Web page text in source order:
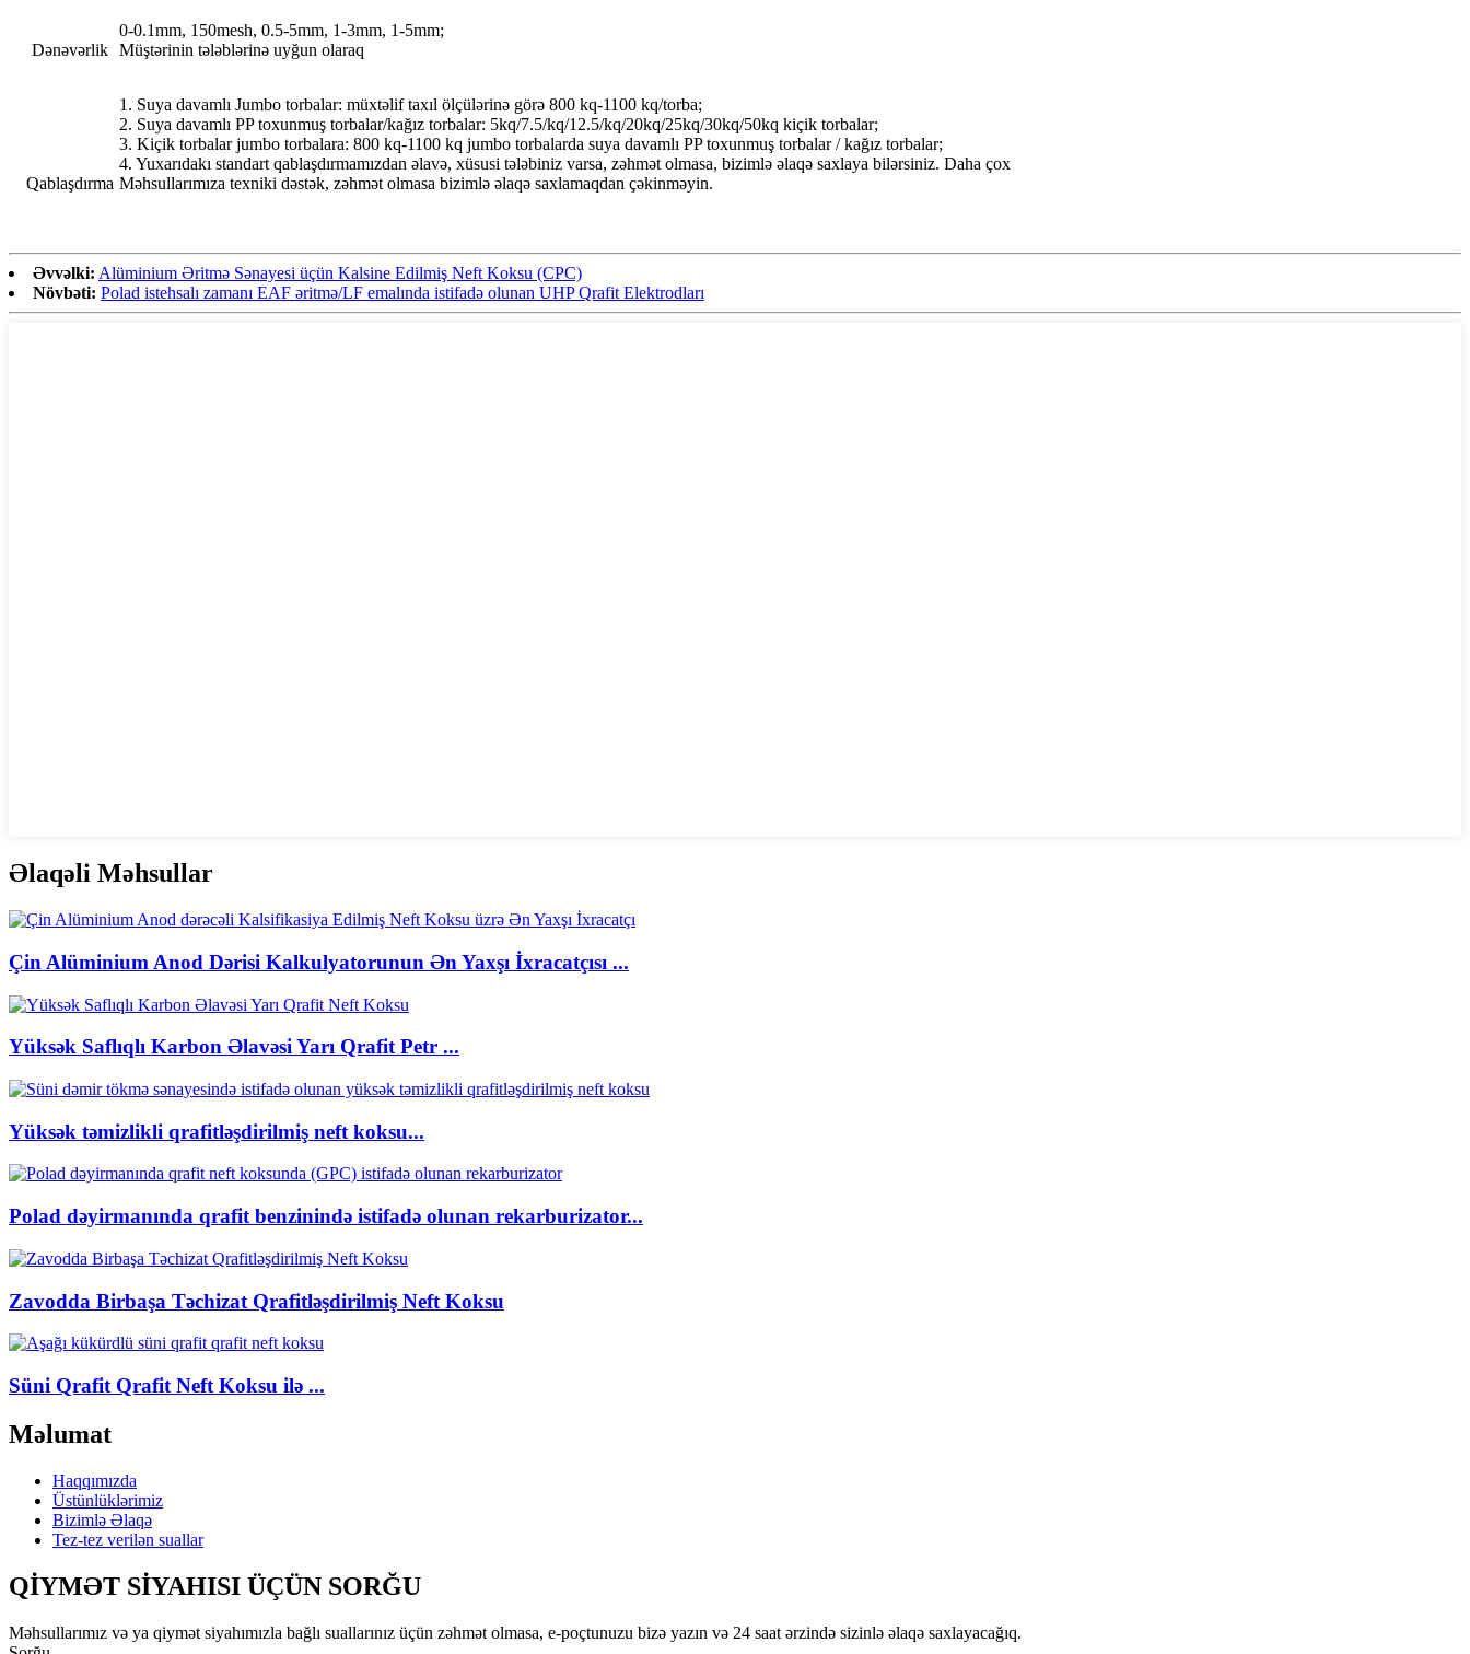
Dənəvərlik
0-0.1mm, 150mesh, 0.5-5mm, 1-3mm, 1-5mm;
Müştərinin tələblərinə uyğun olaraq
Qablaşdırma
1. Suya davamlı Jumbo torbalar: müxtəlif taxıl ölçülərinə görə 800 kq-1100 kq/torba;
2. Suya davamlı PP toxunmuş torbalar/kağız torbalar: 5kq/7.5/kq/12.5/kq/20kq/25kq/30kq/50kq kiçik torbalar;
3. Kiçik torbalar jumbo torbalara: 800 kq-1100 kq jumbo torbalarda suya davamlı PP toxunmuş torbalar / kağız torbalar;
4. Yuxarıdakı standart qablaşdırmamızdan əlavə, xüsusi tələbiniz varsa, zəhmət olmasa, bizimlə əlaqə saxlaya bilərsiniz. Daha çox
Məhsullarımıza texniki dəstək, zəhmət olmasa bizimlə əlaqə saxlamaqdan çəkinməyin.
Əvvəlki: Alüminium Əritmə Sənayesi üçün Kalsine Edilmiş Neft Koksu (CPC)
Növbəti: Polad istehsalı zamanı EAF əritmə/LF emalında istifadə olunan UHP Qrafit Elektrodları
Əlaqəli Məhsullar
Çin Alüminium Anod Dərisi Kalkulyatorunun Ən Yaxşı İxracatçısı ...
Yüksək Saflıqlı Karbon Əlavəsi Yarı Qrafit Petr ...
Yüksək təmizlikli qrafitləşdirilmiş neft koksu...
Polad dəyirmanında qrafit benzinində istifadə olunan rekarburizator...
Zavodda Birbaşa Təchizat Qrafitləşdirilmiş Neft Koksu
Süni Qrafit Qrafit Neft Koksu ilə ...
Məlumat
Haqqımızda
Üstünlüklərimiz
Bizimlə Əlaqə
Tez-tez verilən suallar
QİYMƏT SİYAHISI ÜÇÜN SORĞU
Məhsullarımız və ya qiymət siyahımızla bağlı suallarınız üçün zəhmət olmasa, e-poçtunuzu bizə yazın və 24 saat ərzində sizinlə əlaqə saxlayacağıq.